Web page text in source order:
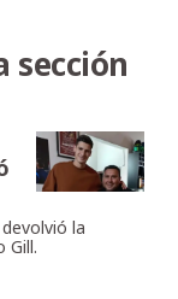
sección
la
Gill.